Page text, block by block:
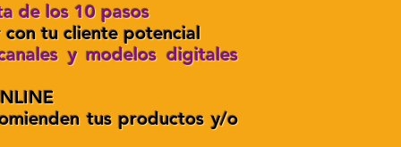
de los 10 pasos
con tu cliente potencial
y modelos digitales
tus productos y/o